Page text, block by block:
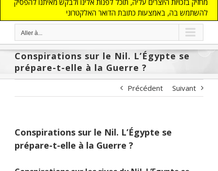
להשתמש בה, באמצעות כתובת הדואר האלקטרוני
Aller à...
Conspirations sur le Nil. L’Égypte se
prépare-t-elle à la Guerre ?
Précédent Suivant
Conspirations sur le Nil. L’Égypte se
prépare-t-elle à la Guerre ?